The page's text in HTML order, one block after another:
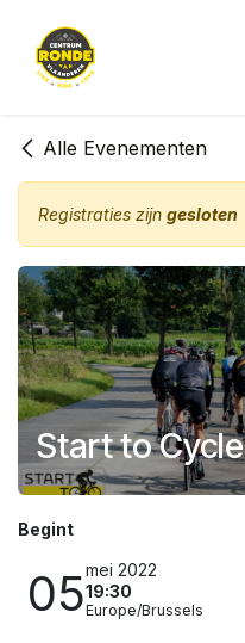
Alle Evenementen
Registraties zijn gesloten
Start to Cycle
Begint
05mei 2022
19:30
Europe/Brussels